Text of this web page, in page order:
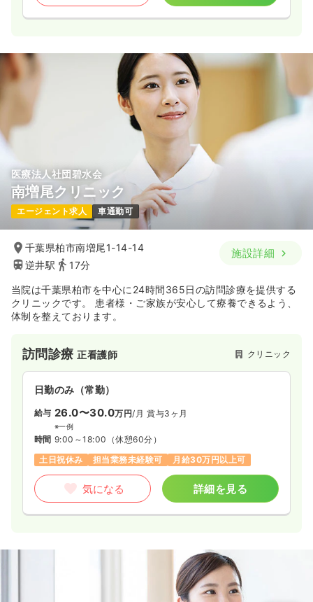
医療法人社団碧水会
南増尾クリニック
エージェント求人 車通勤可
千葉県柏市南増尾1-14-14
逆井駅
17分
施設詳細
当院は千葉県柏市を中心に24時間365日の訪問診療を提供する
クリニックです。 患者様・ご家族が安心して療養できるよう、
体制を整えております。
訪問診療正看護師 クリニック
日勤のみ（常勤）
給与 26.0〜30.0万円/月 賞与3ヶ月
※一例
時間 9:00～18:00 （休憩60分）
土日祝休み
担当業務未経験可 月給30万円以上可
気になる 詳細を見る